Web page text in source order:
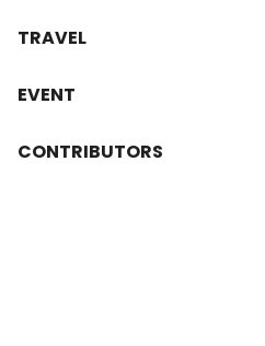
TRAVEL
EVENT
CONTRIBUTORS